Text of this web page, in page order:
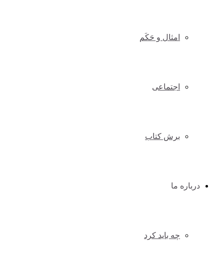
امثال و حَکَم
اجتماعی
برش کتاب
درباره ما
چه باید کرد